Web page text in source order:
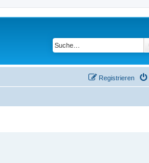
Registrieren